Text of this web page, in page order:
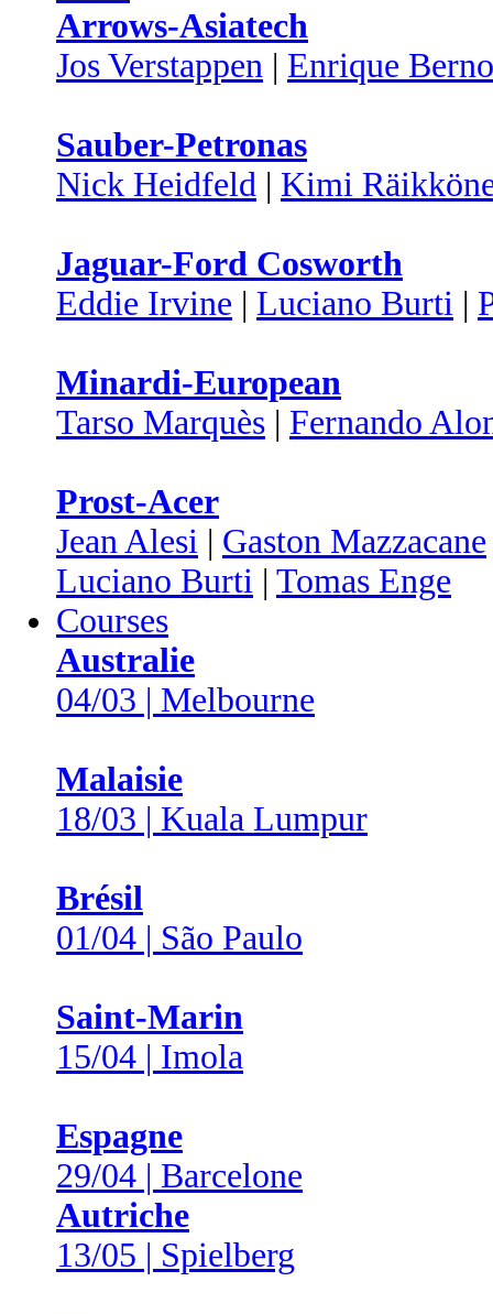
Arrows-Asiatech
Jos Verstappen | Enrique
Sauber-Petronas
Nick Heidfeld | Kimi
Jaguar-Ford Cosworth
Eddie Irvine | Luciano Burti |
Minardi-European
Tarso Marquès | Fernando
Prost-Acer
Jean Alesi | Gaston Mazzacane
Luciano Burti | Tomas Enge
Courses
Australie
04/03 | Melbourne
Malaisie
18/03 | Kuala Lumpur
Brésil
01/04 | São Paulo
Saint-Marin
15/04 | Imola
Espagne
29/04 | Barcelone
Autriche
13/05 | Spielberg